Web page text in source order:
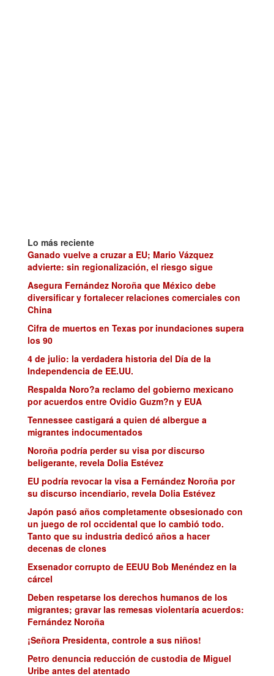
Lo más reciente
Ganado vuelve a cruzar a EU; Mario Vázquez
advierte: sin regionalización, el riesgo sigue
Asegura Fernández Noroña que México debe
diversificar y fortalecer relaciones comerciales con
China
Cifra de muertos en Texas por inundaciones supera
los 90
4 de julio: la verdadera historia del Día de la
Independencia de EE.UU.
Respalda Noro?a reclamo del gobierno mexicano
por acuerdos entre Ovidio Guzm?n y EUA
Tennessee castigará a quien dé albergue a
migrantes indocumentados
Noroña podría perder su visa por discurso
beligerante, revela Dolia Estévez
EU podría revocar la visa a Fernández Noroña por
su discurso incendiario, revela Dolia Estévez
Japón pasó años completamente obsesionado con
un juego de rol occidental que lo cambió todo.
Tanto que su industria dedicó años a hacer
decenas de clones
Exsenador corrupto de EEUU Bob Menéndez en la
cárcel
Deben respetarse los derechos humanos de los
migrantes; gravar las remesas violentaría acuerdos:
Fernández Noroña
¡Señora Presidenta, controle a sus niños!
Petro denuncia reducción de custodia de Miguel
Uribe antes del atentado